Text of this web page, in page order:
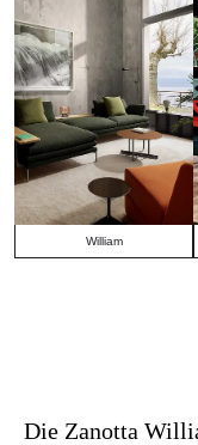
William
Die Zanotta